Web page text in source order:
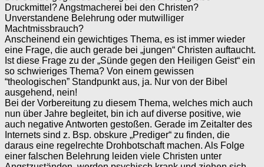
Druckmittel? Angstmacherei bei den Christen?
Unverstandene Belehrung oder mutwilliger
Machtmissbrauch?
Anscheinend ein gewichtiges Thema, es ist immer wieder
eine Frage, die auch gerade bei „jungen“ Christen auftaucht.
Ist diese Frage zu der „Sünde gegen den Heiligen Geist“ ein
so schwieriges Thema? Von einem gewissen
“theologischen” Standpunkt aus, ja. Nur von der Bibel
ausgehend, nein!
Bei der Vorbereitung zu diesem Thema, welches mich auch
nun über Jahre begleitet, bin ich auf diverse positive, wie
auch negative Antworten gestoßen. Gerade im Zeitalter des
Internets sind z. Bsp. obskure „Prediger“ zu finden, die
daraus eine regelrechte Drohbotschaft machen. Als Folge
einer falschen Belehrung leiden viele Christen unter